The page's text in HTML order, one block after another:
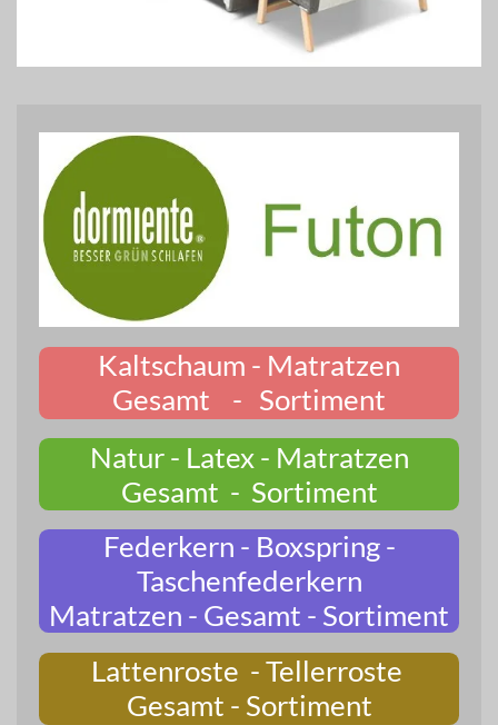
Kaltschaum - Matratzen
Gesamt - Sortiment
Natur - Latex - Matratzen
Gesamt - Sortiment
Federkern - Boxspring -
Taschenfederkern
Matratzen - Gesamt - Sortiment
Lattenroste - Tellerroste
Gesamt - Sortiment